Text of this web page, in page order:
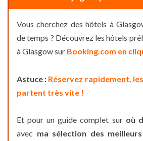
Vous cherchez des hôtels à
de temps ? Découvrez les hôtels
à Glasgow sur Booking.com en
Astuce : Réservez rapidement,
partent très vite !
Et pour un guide complet sur où
avec ma sélection des